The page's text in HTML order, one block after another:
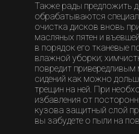
Также рады предложить
обрабатываются
очистка дисков вновь
масляных пятен и
в порядок его тканевые
влажной уборки;
повредит
сидений как можно
трещин на ней. При
избавления от
кузова защитный слой
вы забудете о пыли на